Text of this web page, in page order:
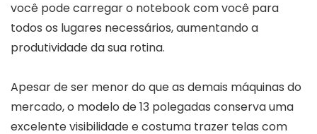
você pode carregar o notebook com você para
todos os lugares necessários, aumentando a
produtividade da sua rotina.
Apesar de ser menor do que as demais máquinas do
mercado, o modelo de 13 polegadas conserva uma
excelente visibilidade e costuma trazer telas com